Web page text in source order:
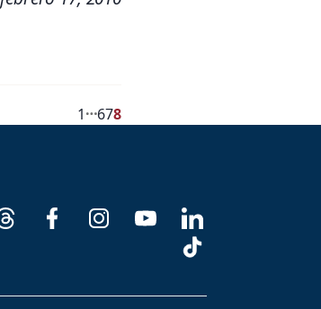
1…678